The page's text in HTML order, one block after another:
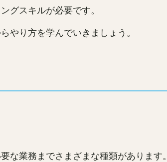
グスキルが必要です。
やり方を学んでいきましょう。
な業務までさまざまな種類があります。